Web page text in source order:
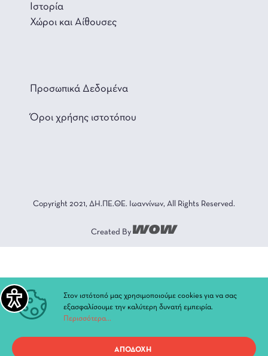
Ιστορία
Χώροι και Αίθουσες
Προσωπικά Δεδομένα
Όροι χρήσης ιστοτόπου
Copyright 2021, ΔΗ.ΠΕ.ΘΕ. Ιωαννίνων, All Rights Reserved.
Created By
Στον ιστότοπό μας χρησιμοποιούμε cookies για να σας
εξασφαλίσουμε την καλύτερη δυνατή εμπειρία.
Περισσότερα...
ΑΠΟΔΟΧΗ